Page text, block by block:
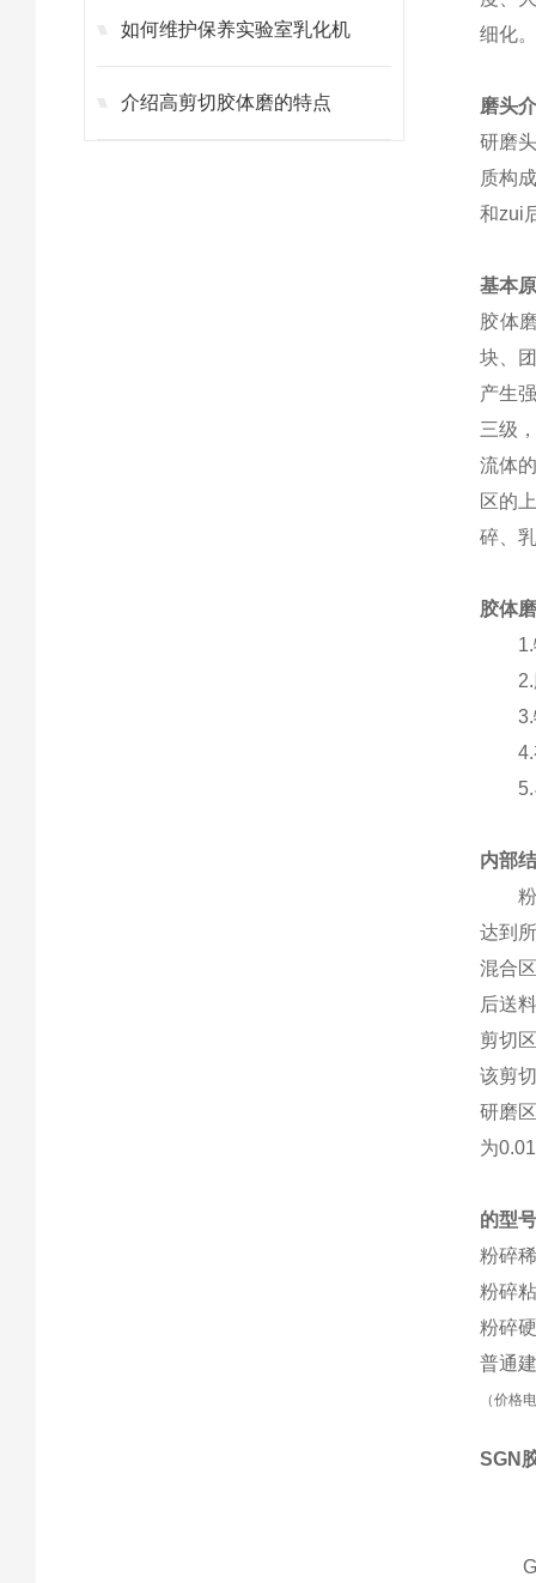
如何维护保养实验室乳化机
介绍高剪切胶体磨的特点
细化
磨头
研磨
质构
和zui
基本
胶体
块、
产生
三级
流体
区的
碎、
胶体
1.物
2.胶
3.物
4.有
5.导
内部
粉碎
达到
混合
后送
剪切
该剪
研磨
为
的型
粉碎
粉碎
粉碎
普通
（价格
SGN